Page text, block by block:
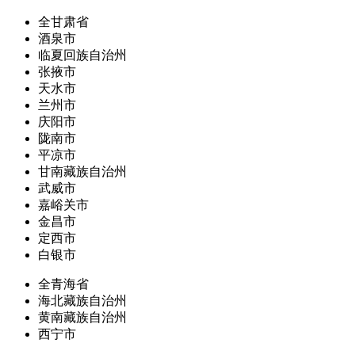
全甘肃省
酒泉市
临夏回族自治州
张掖市
天水市
兰州市
庆阳市
陇南市
平凉市
甘南藏族自治州
武威市
嘉峪关市
金昌市
定西市
白银市
全青海省
海北藏族自治州
黄南藏族自治州
西宁市